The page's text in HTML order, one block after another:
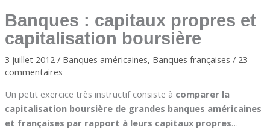
Banques : capitaux propres et
capitalisation boursière
3 juillet 2012 / Banques américaines, Banques françaises / 23
commentaires
Un petit exercice très instructif consiste à comparer la
capitalisation boursière de grandes banques américaines
et françaises par rapport à leurs capitaux propres…